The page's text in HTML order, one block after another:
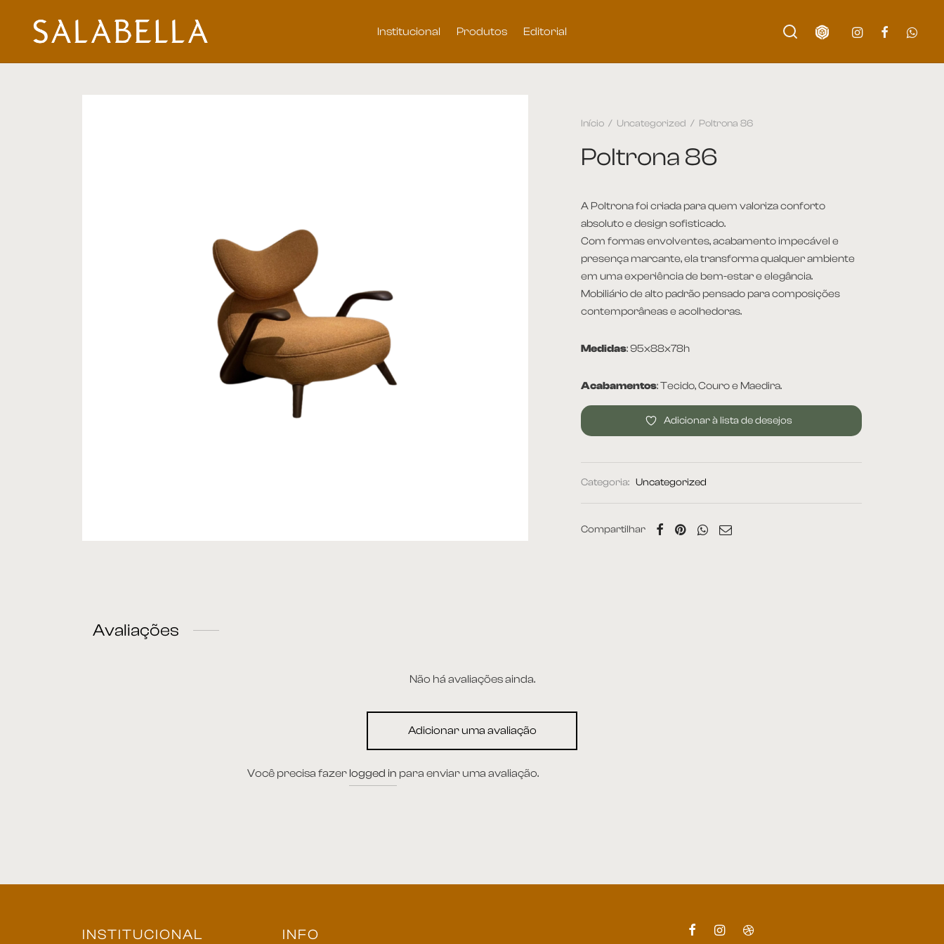
Institucional Produtos Editorial
Início / Uncategorized / Poltrona 86
Poltrona 86
A Poltrona foi criada para quem valoriza conforto
absoluto e design sofisticado.
Com formas envolventes, acabamento impecável e
presença marcante, ela transforma qualquer ambiente
em uma experiência de bem-estar e elegância.
Mobiliário de alto padrão pensado para composições
contemporâneas e acolhedoras.
Medidas: 95x88x78h
Acabamentos: Tecido, Couro e Maedira.
Adicionar à lista de desejos
Categoria: Uncategorized
Compartilhar
Avaliações
Não há avaliações ainda.
Adicionar uma avaliação
Você precisa fazer logged in para enviar uma avaliação.
INSTITUCIONAL INFO